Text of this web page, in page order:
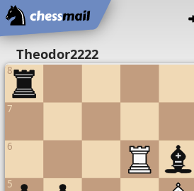
Startseite
Schachbrett
Theodor2222
8
7
6
5